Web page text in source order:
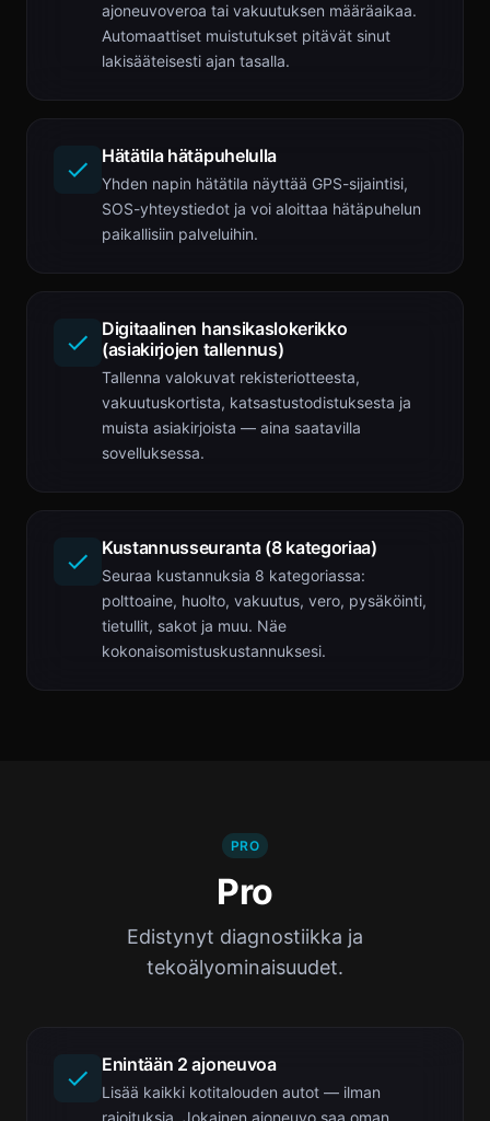
ajoneuvoveroa tai vakuutuksen määräaikaa.
Automaattiset muistutukset pitävät sinut
lakisääteisesti ajan tasalla.
Hätätila hätäpuhelulla
Yhden napin hätätila näyttää GPS-sijaintisi,
SOS-yhteystiedot ja voi aloittaa hätäpuhelun
paikallisiin palveluihin.
Digitaalinen hansikaslokerikko
(asiakirjojen tallennus)
Tallenna valokuvat rekisteriotteesta,
vakuutuskortista, katsastustodistuksesta ja
muista asiakirjoista — aina saatavilla
sovelluksessa.
Kustannusseuranta (8 kategoriaa)
Seuraa kustannuksia 8 kategoriassa:
polttoaine, huolto, vakuutus, vero, pysäköinti,
tietullit, sakot ja muu. Näe
kokonaisomistuskustannuksesi.
PRO
Pro
Edistynyt diagnostiikka ja
tekoälyominaisuudet.
Enintään 2 ajoneuvoa
Lisää kaikki kotitalouden autot — ilman
rajoituksia. Jokainen ajoneuvo saa oman